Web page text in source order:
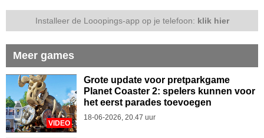
Installeer de Looopings-app op je telefoon: klik hier
Meer games
VIDEO
Grote update voor pretparkgame
Planet Coaster 2: spelers kunnen voor
het eerst parades toevoegen
18-06-2026, 20.47 uur